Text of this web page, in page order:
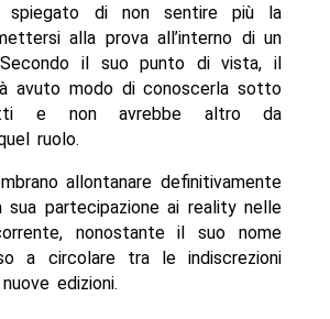
spiegato di non sentire più la
alla prova all’interno di un
il suo punto di vista, il
avuto modo di conoscerla sotto
e non avrebbe altro da
ruolo.
allontanare definitivamente
sua partecipazione ai reality nelle
nonostante il suo nome
a circolare tra le indiscrezioni
edizioni.